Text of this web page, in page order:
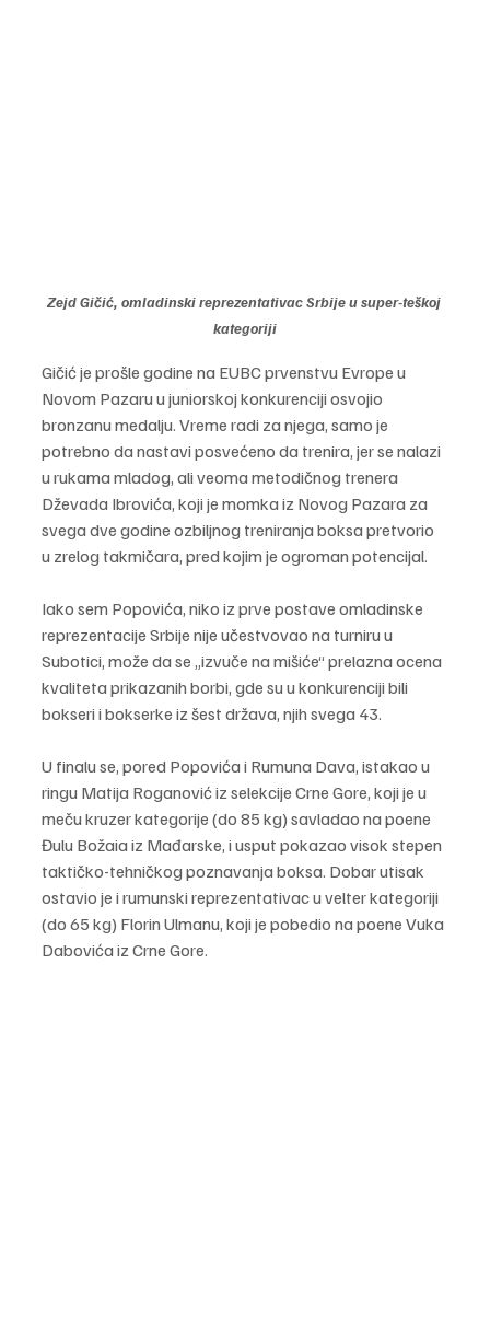
Zejd Gičić, omladinski reprezentativac Srbije u super-teškoj
kategoriji
Gičić je prošle godine na EUBC prvenstvu Evrope u
Novom Pazaru u juniorskoj konkurenciji osvojio
bronzanu medalju. Vreme radi za njega, samo je
potrebno da nastavi posvećeno da trenira, jer se nalazi
u rukama mladog, ali veoma metodičnog trenera
Dževada Ibrovića, koji je momka iz Novog Pazara za
svega dve godine ozbiljnog treniranja boksa pretvorio
u zrelog takmičara, pred kojim je ogroman potencijal.
Iako sem Popovića, niko iz prve postave omladinske
reprezentacije Srbije nije učestvovao na turniru u
Subotici, može da se „izvuče na mišiće“ prelazna ocena
kvaliteta prikazanih borbi, gde su u konkurenciji bili
bokseri i bokserke iz šest država, njih svega 43.
U finalu se, pored Popovića i Rumuna Dava, istakao u
ringu Matija Roganović iz selekcije Crne Gore, koji je u
meču kruzer kategorije (do 85 kg) savladao na poene
Đulu Božaia iz Mađarske, i usput pokazao visok stepen
taktičko-tehničkog poznavanja boksa. Dobar utisak
ostavio je i rumunski reprezentativac u velter kategoriji
(do 65 kg) Florin Ulmanu, koji je pobedio na poene Vuka
Dabovića iz Crne Gore.